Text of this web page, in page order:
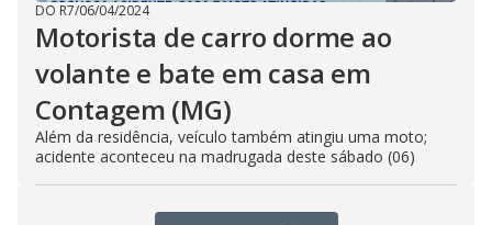
DO R7/06/04/2024
Motorista de carro dorme ao
volante e bate em casa em
Contagem (MG)
Além da residência, veículo também atingiu uma moto;
acidente aconteceu na madrugada deste sábado (06)